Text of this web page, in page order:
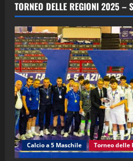
2
(Martedi 28
3
"SportEmpire" in
“SportEmpire”
(Martedi 21
21/04/2026
4
"SportEmpire" in
“SportEmpire”
(Martedi 14
15/04/2026
TORNEO DELLE REGIONI 2025 –
Calcio a 5 Maschile Torneo delle